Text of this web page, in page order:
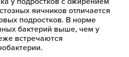
яичников отличается
подростков. В норме
бактерий выше, чем у
встречаются